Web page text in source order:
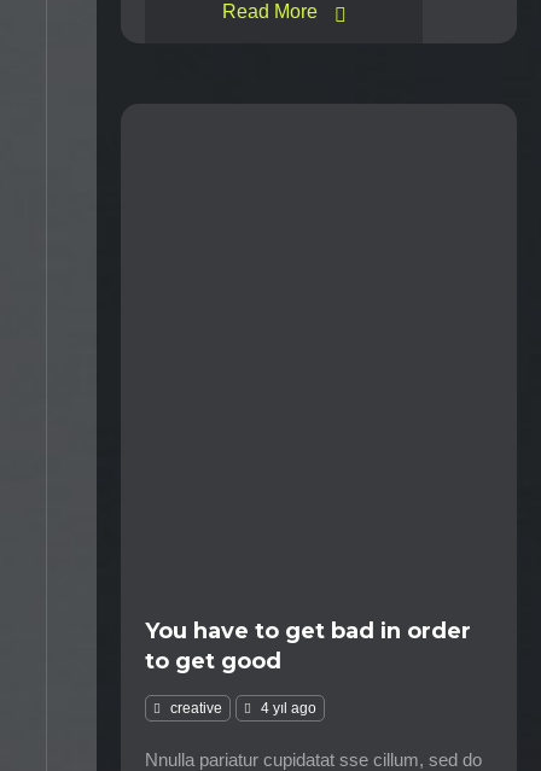
Read More
You have to get bad in order
to get good
creative 4 yıl ago
Nnulla pariatur cupidatat sse cillum, sed do